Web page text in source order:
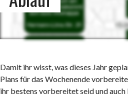
Damit ihr wisst, was dieses Jahr
Plans für das Wochenende
ihr bestens vorbereitet seid und